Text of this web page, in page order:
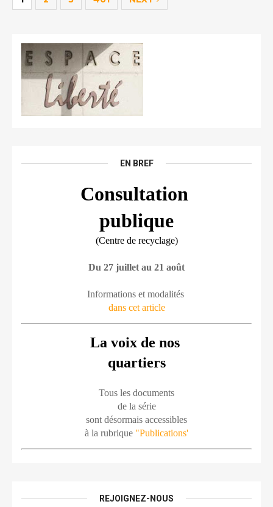
EN BREF
Consultation
publique
(Centre de recyclage)
Du 27 juillet au 21 août
Informations et modalités
dans cet article
La voix de nos
quartiers
Tous les documents
de la série
sont désormais accessibles
à la rubrique "Publications'
REJOIGNEZ-NOUS